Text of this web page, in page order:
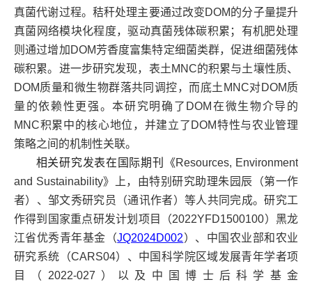
真菌代谢过程。秸秆处理主要通过改变DOM的分子量提升
真菌网络模块化程度，驱动真菌残体碳积累；有机肥处理
则通过增加DOM芳香度富集特定细菌类群，促进细菌残体
碳积累。进一步研究发现，表土MNC的积累与土壤性质、
DOM质量和微生物群落共同调控，而底土MNC对DOM质
量的依赖性更强。本研究明确了DOM在微生物介导的
MNC积累中的核心地位，并建立了DOM特性与农业管理
策略之间的机制性关联。
相关研究发表在国际期刊《Resources, Environment
and Sustainability》上，由特别研究助理朱园辰（第一作
者）、邹文秀研究员（通讯作者）等人共同完成。研究工
作得到国家重点研发计划项目（2022YFD1500100）黑龙
江省优秀青年基金（JQ2024D002）、中国农业部和农业
研究系统（CARS04）、中国科学院区域发展青年学者项
目（2022-027）以及中国博士后科学基金